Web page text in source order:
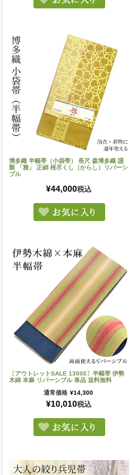
博多織 半幅帯（小袋帯） 長尺 森博多織 謹
製 「雅」 正絹 桜尽くし（からし）リバーシ
ブル
¥44,000税込
〔アウトレットSALE 13000〕半幅帯 伊勢
木綿 本麻 リバーシブル 単品 送料無料
通常価格 ¥14,300
¥10,010税込